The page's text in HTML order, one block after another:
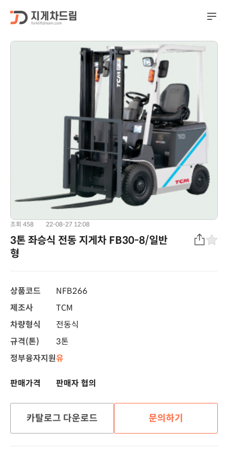
조회 458 22-08-27 12:08
3톤 좌승식 전동 지게차 FB30-8/일반
형
상품코드
NFB266
제조사
TCM
차량형식
전동식
규격(톤)
3톤
정부융자지원유
판매가격 판매자 협의
카탈로그 다운로드 문의하기